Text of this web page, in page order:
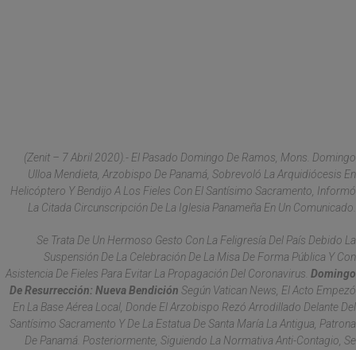
(Zenit – 7 Abril 2020).- El Pasado Domingo De Ramos, Mons. Domingo
Ulloa Mendieta, Arzobispo De Panamá, Sobrevoló La Arquidiócesis En
Helicóptero Y Bendijo A Los Fieles Con El Santísimo Sacramento, Informó
La Citada Circunscripción De La Iglesia Panameña En Un Comunicado.
Se Trata De Un Hermoso Gesto Con La Feligresía Del País Debido La
Suspensión De La Celebración De La Misa De Forma Pública Y Con
Asistencia De Fieles Para Evitar La Propagación Del Coronavirus. Domingo
De Resurrección: Nueva Bendición Según Vatican News , El Acto Empezó
En La Base Aérea Local, Donde El Arzobispo Rezó Arrodillado Delante Del
Santísimo Sacramento Y De La Estatua De Santa María La Antigua, Patrona
De Panamá. Posteriormente, Siguiendo La Normativa Anti-Contagio, Se